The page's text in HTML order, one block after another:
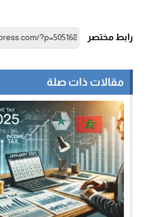
رابط مختصر
مقالات ذات صلة